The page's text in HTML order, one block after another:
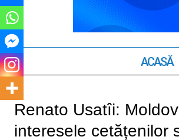
ACASĂ
Renato Usatîi:
interesele cetățenilor